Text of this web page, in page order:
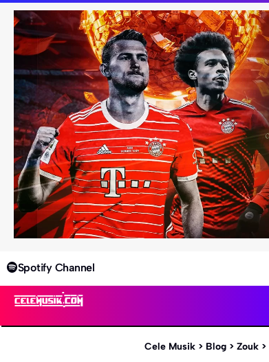
Spotify Channel
Cele Musik > Blog > Zouk >